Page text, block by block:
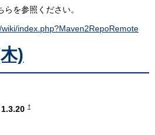
を参照ください。
index.php?Maven2RepoRemote
)
†